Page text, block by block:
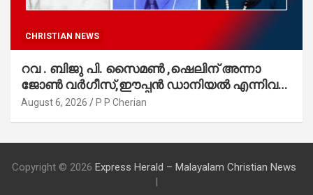
CHRISTIAN NEWS
റവ . ബിജു പി. സൈമൺ ,ഷെലിന് അന്നാ
ജോൺ വർഗീസ്,ഈപ്പൻ ഡാനിയൽ എന്നിവർ
മാർത്തോമാ സഭാ കൗൺസിലിലേക്കു
August 6, 2026 P P Cherian
Copyright © 2026 Express Herald – Malayalam Christian News